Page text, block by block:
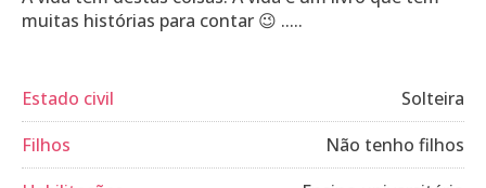
Estado civil
Solteira
Filhos
Não tenho filhos